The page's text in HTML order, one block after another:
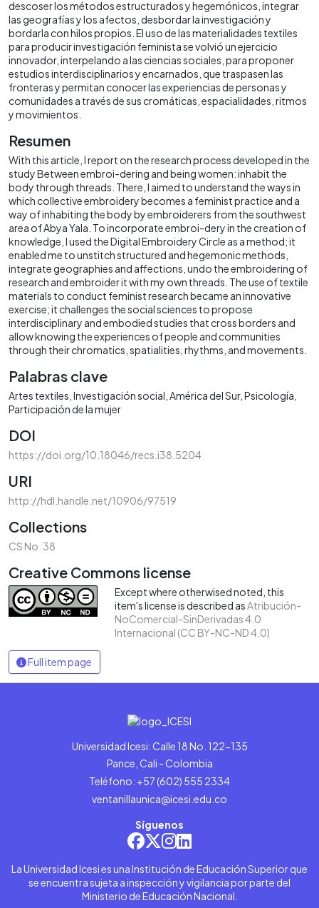
descoser los métodos estructurados y hegemónicos, integrar
las geografías y los afectos, desbordar la investigación y
bordarla con hilos propios. El uso de las materialidades textiles
para producir investigación feminista se volvió un ejercicio
innovador, interpelando a las ciencias sociales, para proponer
estudios interdisciplinarios y encarnados, que traspasen las
fronteras y permitan conocer las experiencias de personas y
comunidades a través de sus cromáticas, espacialidades, ritmos
y movimientos.
Resumen
With this article, I report on the research process developed in the
study Between embroi-dering and being women: inhabit the
body through threads. There, I aimed to understand the ways in
which collective embroidery becomes a feminist practice and a
way of inhabiting the body by embroiderers from the southwest
area of Abya Yala. To incorporate embroi-dery in the creation of
knowledge, I used the Digital Embroidery Circle as a method; it
enabled me to unstitch structured and hegemonic methods,
integrate geographies and affections, undo the embroidering of
research and embroider it with my own threads. The use of textile
materials to conduct feminist research became an innovative
exercise; it challenges the social sciences to propose
interdisciplinary and embodied studies that cross borders and
allow knowing the experiences of people and communities
through their chromatics, spatialities, rhythms, and movements.
Palabras clave
Artes textiles Investigación social América del Sur Psicología
Participación de la mujer
DOI
https://doi.org/10.18046/recs.i38.5204
URI
http://hdl.handle.net/10906/97519
Collections
CS No. 38
Creative Commons license
Except where otherwised noted, this
item's license is described asAtribución-
NoComercial-SinDerivadas 4.0
Internacional (CC BY-NC-ND 4.0)
Full item page
Universidad Icesi: Calle 18 No. 122-135
Pance, Cali - Colombia
Teléfono: +57 (602) 555 2334
ventanillaunica@icesi.edu.co
Síguenos
La Universidad Icesi es una Institución de Educación Superior que
se encuentra sujeta a inspección y vigilancia por parte del
Ministerio de Educación Nacional.